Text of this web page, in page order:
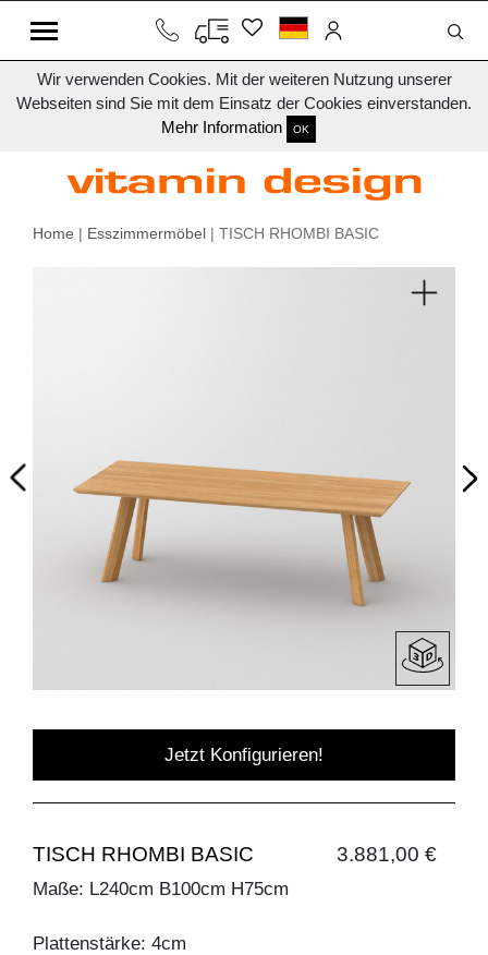
Wir verwenden Cookies. Mit der weiteren Nutzung unserer
Webseiten sind Sie mit dem Einsatz der Cookies einverstanden.
Mehr Information
OK
Home | Esszimmermöbel | TISCH RHOMBI BASIC
Jetzt Konfigurieren!
TISCH RHOMBI BASIC 3.881,00 €
Maße: L240cm B100cm H75cm
Plattenstärke: 4cm